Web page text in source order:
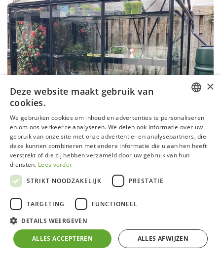
Serre P03 Urban Blackline
Aluminium frame met zelfdragende fundering
4 mm klaar veiligheidsglas in zijwanden en in het
dak
Inox bouten en moeren
GERMAN
FRENCH
×
Deze website maakt gebruik van
cookies.
We gebruiken cookies om inhoud en advertenties te personaliseren
en om ons verkeer te analyseren. We delen ook informatie over uw
gebruik van onze site met onze advertentie- en analysepartners, die
deze kunnen combineren met andere informatie die u aan hen heeft
verstrekt of die zij hebben verzameld door uw gebruik van hun
diensten. Lees verder
STRIKT NOODZAKELIJK
PRESTATIE
TARGETING FUNCTIONEEL
DETAILS WEERGEVEN
ALLES ACCEPTEREN ALLES AFWIJZEN